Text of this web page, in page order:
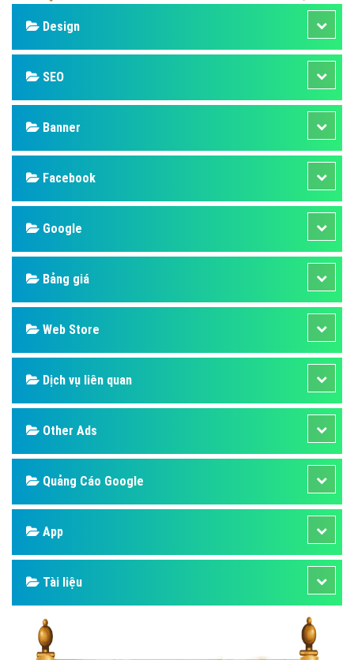
Design
SEO
Banner
Facebook
Google
Bảng giá
Web Store
Dịch vụ liên quan
Other Ads
Quảng Cáo Google
App
Tài liệu